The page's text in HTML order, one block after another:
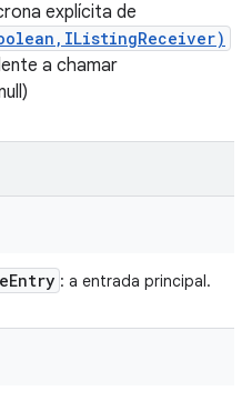
explícita de
a chamar
Entry : a entrada principal.